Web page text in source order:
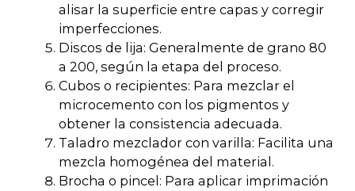
alisar la superficie entre capas y corregir
imperfecciones.
Discos de lija: Generalmente de grano 80
a 200, según la etapa del proceso.
Cubos o recipientes: Para mezclar el
microcemento con los pigmentos y
obtener la consistencia adecuada.
Taladro mezclador con varilla: Facilita una
mezcla homogénea del material.
Brocha o pincel: Para aplicar imprimación